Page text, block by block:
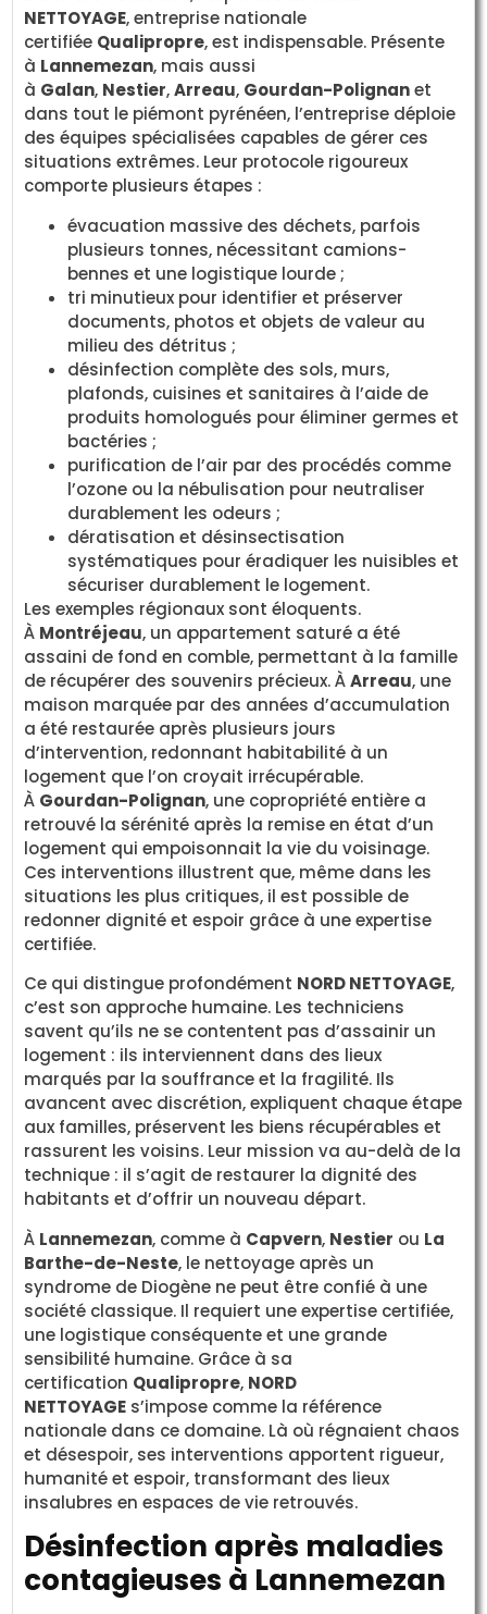
NETTOYAGE, entreprise nationale
certifiée Qualipropre, est indispensable. Présente
à Lannemezan, mais aussi
à Galan, Nestier,Arreau, Gourdan-Polignanet
dans tout le piémont pyrénéen, l’entreprise déploie
des équipes spécialisées capables de gérer ces
situations extrêmes. Leur protocole rigoureux
comporte plusieurs étapes :
évacuation massive des déchets, parfois
plusieurs tonnes, nécessitant camions-
bennes et une logistique lourde ;
tri minutieux pour identifier et préserver
documents, photos et objets de valeur au
milieu des détritus ;
désinfection complète des sols, murs,
plafonds, cuisines et sanitaires à l’aide de
produits homologués pour éliminer germes et
bactéries ;
purification de l’air par des procédés comme
l’ozone ou la nébulisation pour neutraliser
durablement les odeurs ;
dératisation et désinsectisation
systématiques pour éradiquer les nuisibles et
sécuriser durablement le logement.
Les exemples régionaux sont éloquents.
À Montréjeau, un appartement saturé a été
assaini de fond en comble, permettant à la famille
de récupérer des souvenirs précieux. ÀArreau, une
maison marquée par des années d’accumulation
a été restaurée après plusieurs jours
d’intervention, redonnant habitabilité à un
logement que l’on croyait irrécupérable.
À Gourdan-Polignan, une copropriété entière a
retrouvé la sérénité après la remise en état d’un
logement qui empoisonnait la vie du voisinage.
Ces interventions illustrent que, même dans les
situations les plus critiques, il est possible de
redonner dignité et espoir grâce à une expertise
certifiée.
Ce qui distingue profondément NORD NETTOYAGE,
c’est son approche humaine. Les techniciens
savent qu’ils ne se contentent pas d’assainir un
logement : ils interviennent dans des lieux
marqués par la souffrance et la fragilité. Ils
avancent avec discrétion, expliquent chaque étape
aux familles, préservent les biens récupérables et
rassurent les voisins. Leur mission va au-delà de la
technique : il s’agit de restaurer la dignité des
habitants et d’offrir un nouveau départ.
À Lannemezan, comme à Capvern, Nestier ou La
Barthe-de-Neste, le nettoyage après un
syndrome de Diogène ne peut être confié à une
société classique. Il requiert une expertise certifiée,
une logistique conséquente et une grande
sensibilité humaine. Grâce à sa
certification Qualipropre, NORD
NETTOYAGE s’impose comme la référence
nationale dans ce domaine. Là où régnaient chaos
et désespoir, ses interventions apportent rigueur,
humanité et espoir, transformant des lieux
insalubres en espaces de vie retrouvés.
Désinfection après maladies
contagieuses à Lannemezan